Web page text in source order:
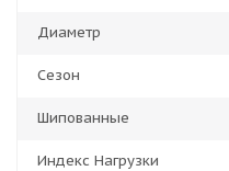
Диаметр
Сезон
Шипованные
Индекс Нагрузки